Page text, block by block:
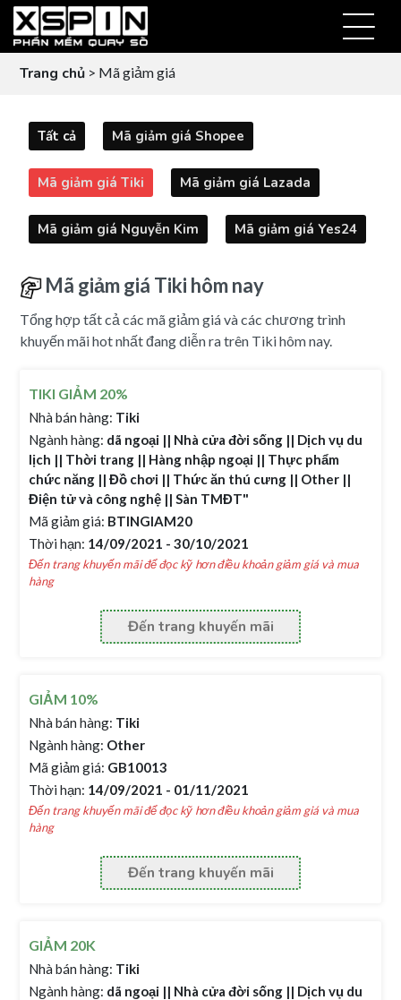
Trang chủ > Mã giảm giá
Tất cả Mã giảm giá Shopee
Mã giảm giá Tiki Mã giảm giá Lazada
Mã giảm giá Nguyễn Kim Mã giảm giá Yes24
Mã giảm giá Tiki hôm nay
Tổng hợp tất cả các mã giảm giá và các chương trình
khuyến mãi hot nhất đang diễn ra trên Tiki hôm nay.
TIKI GIẢM 20%
Nhà bán hàng: Tiki
Ngành hàng: dã ngoại || Nhà cửa đời sống || Dịch vụ du
lịch || Thời trang || Hàng nhập ngoại || Thực phẩm
chức năng || Đồ chơi || Thức ăn thú cưng || Other ||
Điện tử và công nghệ || Sàn TMĐT"
Mã giảm giá: BTINGIAM20
Thời hạn: 14/09/2021 - 30/10/2021
Đến trang khuyến mãi để đọc kỹ hơn điều khoản giảm giá và mua
hàng
Đến trang khuyến mãi
GIẢM 10%
Nhà bán hàng: Tiki
Ngành hàng: Other
Mã giảm giá: GB10013
Thời hạn: 14/09/2021 - 01/11/2021
Đến trang khuyến mãi để đọc kỹ hơn điều khoản giảm giá và mua
hàng
Đến trang khuyến mãi
GIẢM 20K
Nhà bán hàng: Tiki
Ngành hàng: dã ngoại || Nhà cửa đời sống || Dịch vụ du